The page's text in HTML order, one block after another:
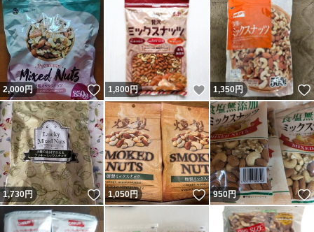
2,000円 いいね！
1,800円 いいね！
1,350円
1,730円 いいね！
1,050円 いいね！
950円